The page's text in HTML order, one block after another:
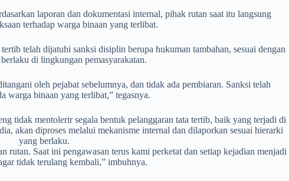
laporan dan dokumentasi internal, pihak rutan saat itu langsung
terhadap warga binaan yang terlibat.
telah dijatuhi sanksi disiplin berupa hukuman tambahan, sesuai dengan
di lingkungan pemasyarakatan.
oleh pejabat sebelumnya, dan tidak ada pembiaran. Sanksi telah
warga binaan yang terlibat,” tegasnya.
tidak mentolerir segala bentuk pelanggaran tata tertib, baik yang terjadi di
akan diproses melalui mekanisme internal dan dilaporkan sesuai hierarki
yang berlaku.
rutan. Saat ini pengawasan terus kami perketat dan setiap kejadian menjadi
tidak terulang kembali,” imbuhnya.